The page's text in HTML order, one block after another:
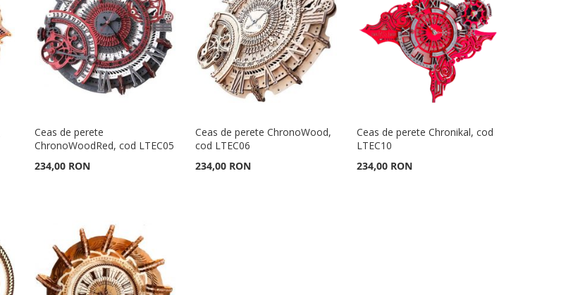
Ceas de perete
ChronoWoodRed, cod LTEC05
234,00 RON
Ceas de perete ChronoWood,
cod LTEC06
234,00 RON
Ceas de perete Chronikal, cod
LTEC10
234,00 RON